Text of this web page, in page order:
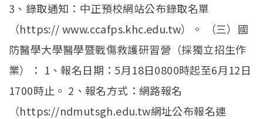
3、錄取通知：中正預校網站公布錄取名單
（https:// www.ccafps.khc.edu.tw）。 （三）國
防醫學大學醫學暨戰傷救護研習營（採獨立招生作
業）： 1、報名日期：5月18日0800時起至6月12日
1700時止。 2、報名方式：網路報名
（https://ndmutsgh.edu.tw網址公布報名連